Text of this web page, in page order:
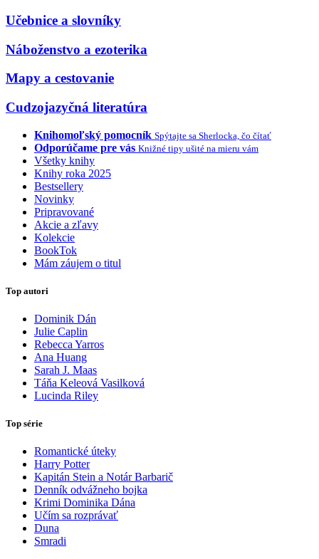
Učebnice a slovníky
Náboženstvo a ezoterika
Mapy a cestovanie
Cudzojazyčná literatúra
Knihomoľský pomocník Spýtajte sa Sherlocka, čo čítať
Odporúčame pre vás Knižné tipy ušité na mieru vám
Všetky knihy
Knihy roka 2025
Bestsellery
Novinky
Pripravované
Akcie a zľavy
Kolekcie
BookTok
Mám záujem o titul
Top autori
Dominik Dán
Julie Caplin
Rebecca Yarros
Ana Huang
Sarah J. Maas
Táňa Keleová Vasilková
Lucinda Riley
Top série
Romantické úteky
Harry Potter
Kapitán Stein a Notár Barbarič
Denník odvážneho bojka
Krimi Dominika Dána
Učím sa rozprávať
Duna
Smradi